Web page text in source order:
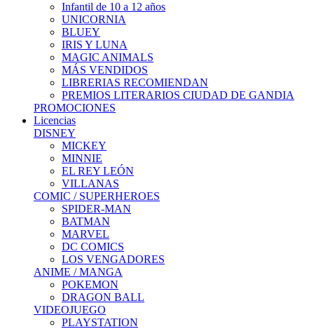
Infantil de 10 a 12 años
UNICORNIA
BLUEY
IRIS Y LUNA
MAGIC ANIMALS
MÁS VENDIDOS
LIBRERIAS RECOMIENDAN
PREMIOS LITERARIOS CIUDAD DE GANDIA
PROMOCIONES
Licencias
DISNEY
MICKEY
MINNIE
EL REY LEÓN
VILLANAS
COMIC / SUPERHEROES
SPIDER-MAN
BATMAN
MARVEL
DC COMICS
LOS VENGADORES
ANIME / MANGA
POKEMON
DRAGON BALL
VIDEOJUEGO
PLAYSTATION